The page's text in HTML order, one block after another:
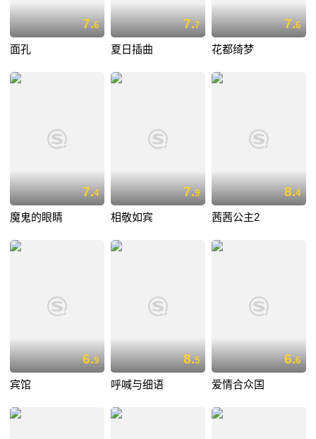
7.6
面孔
7.7
夏日插曲
7.6
花都绮梦
7.4
魔鬼的眼睛
7.9
相敬如宾
8.4
茜茜公主2
6.9
宾馆
8.5
呼喊与细语
6.6
爱情合众国